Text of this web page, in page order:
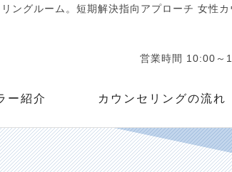
ングルーム。短期解決指向アプローチ 女性
営業時間 10:00～
ー紹介 カウンセリングの流れ